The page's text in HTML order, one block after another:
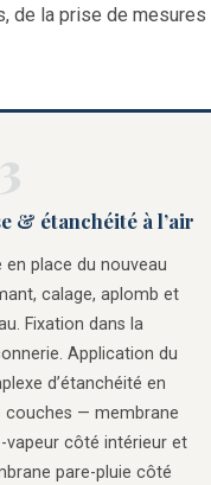
de la prise de mesures
& étanchéité à l’air
en place du nouveau
calage, aplomb et
Fixation dans la
Application du
d’étanchéité en
couches — membrane
vapeur côté intérieur et
pare-pluie côté